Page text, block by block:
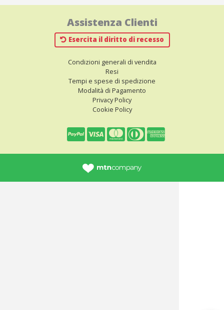
Assistenza Clienti
Esercita il diritto di recesso
Condizioni generali di vendita
Resi
Tempi e spese di spedizione
Modalità di Pagamento
Privacy Policy
Cookie Policy